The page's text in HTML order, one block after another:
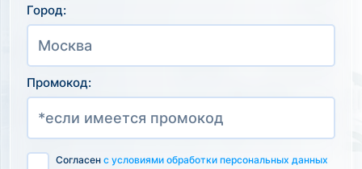
Город:
Промокод:
Согласен с условиями обработки персональных данных